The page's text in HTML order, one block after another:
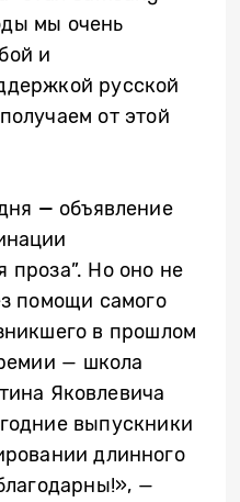
мы очень
и
русской
от этой
— объявление
проза”. Но оно не
помощи самого
в прошлом
— школа
Яковлевича
выпускники
длинного
—